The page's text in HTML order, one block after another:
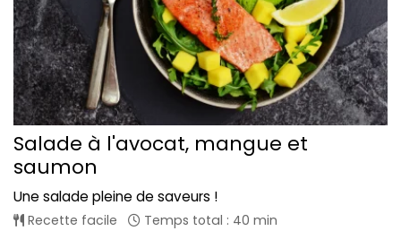
Salade à l'avocat, mangue et
saumon
Une salade pleine de saveurs !
Recette facile Temps total : 40 min